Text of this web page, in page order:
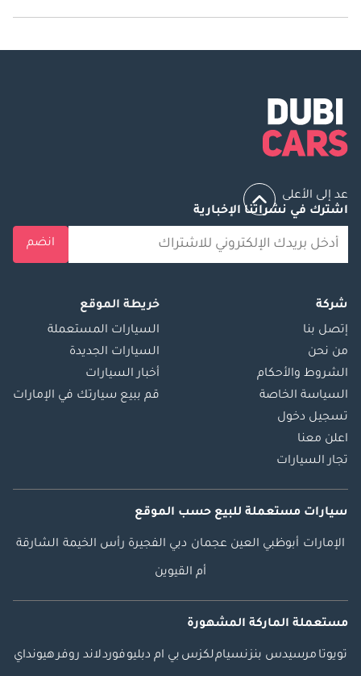
السرعة القصوى لسيارة تويوتا كامري هي 195 كم/الساعة - 200 كم/الساعة.
عد إلى الأعلى
اشترك في نشراتنا الإخبارية
انضم
شركة
إتصل بنا
من نحن
الشروط والأحكام
السياسة الخاصة
تسجيل دخول
اعلن معنا
تجار السيارات
خريطة الموقع
السيارات المستعملة
السيارات الجديدة
أخبار السيارات
قم ببيع سيارتك في الإمارات
سيارات مستعملة للبيع حسب الموقع
الإمارات أبوظبي العين عجمان دبي الفجيرة رأس الخيمة الشارقة
أم القيوين
مستعملة الماركة المشهورة
تويوتا مرسيدس بنزنسياملكزس بي ام دبليوفوردلاند روفرهيونداي